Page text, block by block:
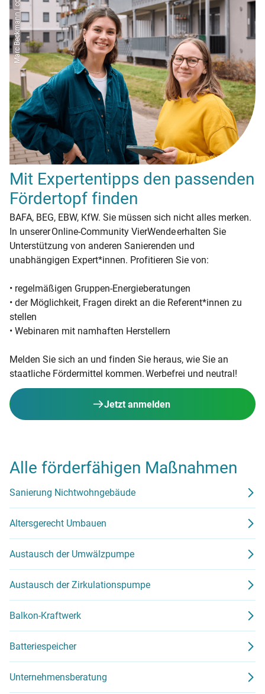
Marc Beckmann | co2online
Mit Expertentipps den passenden
Fördertopf finden
BAFA, BEG, EBW, KfW. Sie müssen sich nicht alles merken.
In unserer Online-Community VierWende erhalten Sie
Unterstützung von anderen Sanierenden und
unabhängigen Expert*innen. Profitieren Sie von:
• regelmäßigen Gruppen-Energieberatungen
• der Möglichkeit, Fragen direkt an die Referent*innen zu
stellen
• Webinaren mit namhaften Herstellern
Melden Sie sich an und finden Sie heraus, wie Sie an
staatliche Fördermittel kommen. Werbefrei und neutral!
Jetzt anmelden
Alle förderfähigen Maßnahmen
Sanierung Nichtwohngebäude
Altersgerecht Umbauen
Austausch der Umwälzpumpe
Austausch der Zirkulationspumpe
Balkon-Kraftwerk
Batteriespeicher
Unternehmensberatung